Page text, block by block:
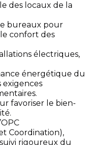
des locaux de la
bureaux pour
confort des
électriques,
énergétique du
exigences
favoriser le bien-
Coordination),
rigoureux du